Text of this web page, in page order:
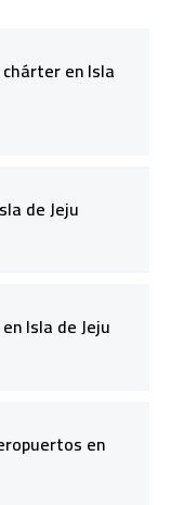
en Isla
de Jeju
Isla de Jeju
en